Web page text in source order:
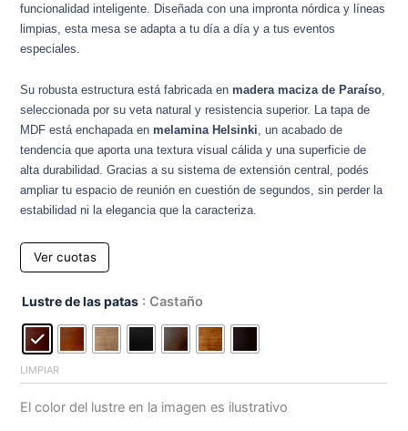
funcionalidad inteligente. Diseñada con una impronta nórdica y líneas
limpias, esta mesa se adapta a tu día a día y a tus eventos
especiales.
Su robusta estructura está fabricada enmadera maciza de Paraíso,
seleccionada por su veta natural y resistencia superior. La tapa de
MDF está enchapada enmelamina Helsinki, un acabado de
tendencia que aporta una textura visual cálida y una superficie de
alta durabilidad. Gracias a su sistema de extensión central, podés
ampliar tu espacio de reunión en cuestión de segundos, sin perder la
estabilidad ni la elegancia que la caracteriza.
Ver cuotas
Lustre de las patas : Castaño
LIMPIAR
El color del lustre en la imagen es ilustrativo
Mesa
Extensible
Paraiso
Helsinki
cantidad